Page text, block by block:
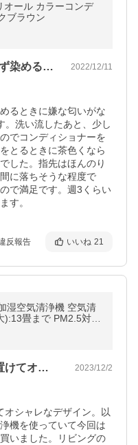
ール カラーコンデ
ブラウン
使い始めての感想ですが、まず染めるとき… 2022/12/11
るときに嫌な匂いがな
。洗い流したあと、少し
でコンディショナーを
とるときに茶色くなら
した。指先はほんのり
に落ちそうな程度で
で満足です。週3くらい
す。
反報告 いいね 21
空気清浄機 空気清
で PM2.5対応
27cm四方というスペースに置けてオシ… 2023/12/2
シャレなデザイン。以
機を使っていて今回は
いました。リビングの